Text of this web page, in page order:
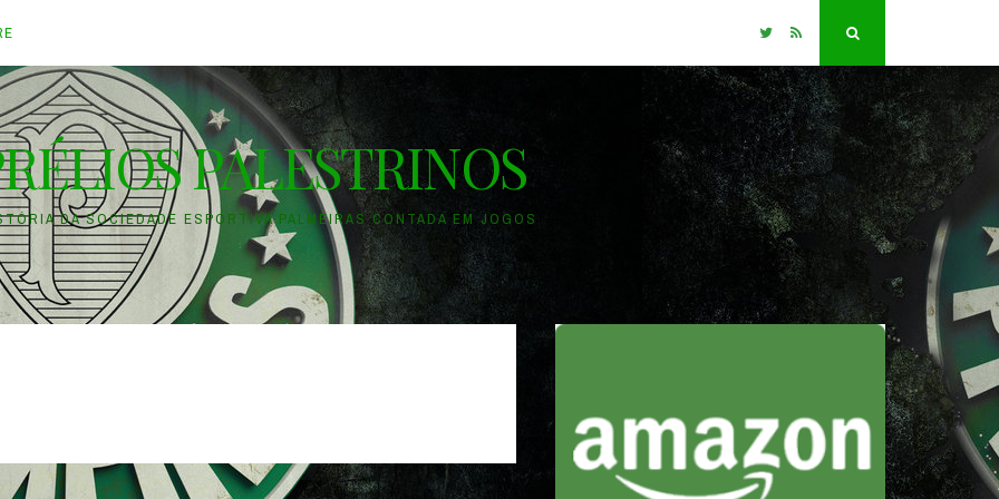
TwitterRSS
PALESTRINOS
DA SOCIEDADE ESPORTIVA PALMEIRAS CONTADA EM JOGOS